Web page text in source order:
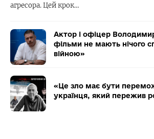
агресора. Цей крок…
Актор і офіцер
фільми не мають нічого
війною»
«Це зло має бути
українця, який пережив